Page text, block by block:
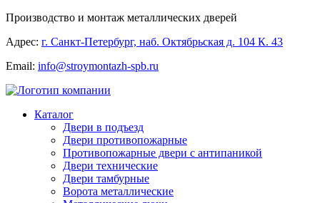
Производство и монтаж металлических дверей
Адрес: г. Санкт-Петербург, наб. Октябрьская д. 104 К. 43
Email: info@stroymontazh-spb.ru
Каталог
Двери в подъезд
Двери противопожарные
Противопожарные двери с антипаникой
Двери технические
Двери тамбурные
Ворота металлические